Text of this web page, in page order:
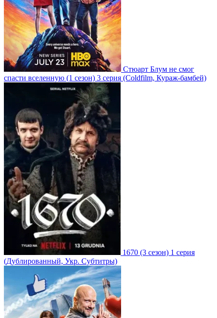
Стюарт Блум не смог
спасти вселенную (1 сезон) 3 серия (Coldfilm, Кураж-бамбей)
1670 (3 сезон) 1 серия
(Дублированный, Укр. Субтитры)